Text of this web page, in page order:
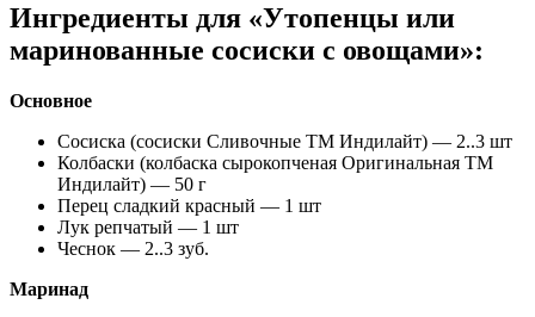
Ингредиенты для «Утопенцы или
маринованные сосиски с овощами»:
Основное
Сосиска (сосиски Сливочные ТМ Индилайт) — 2..3 шт
Колбаски (колбаска сырокопченая Оригинальная ТМ
Индилайт) — 50 г
Перец сладкий красный — 1 шт
Лук репчатый — 1 шт
Чеснок — 2..3 зуб.
Маринад